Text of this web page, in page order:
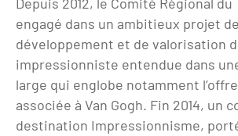
Clientèles lointaines
Clientèles spécifiques
Etudes et enquêtes
La liste des OT d'Île-de-France
APIDAE
Offres d'emplois et de stages
Formations
Restaurants impressionnistes
Hébergements impressionnistes
Offre culturelle impressionniste
Offre de la destination
engagé dans un ambitieux projet de
développement et de valorisation
impressionniste entendue dans
large qui englobe notamment
associée à Van Gogh. Fin 2014, un
destination Impressionnisme,